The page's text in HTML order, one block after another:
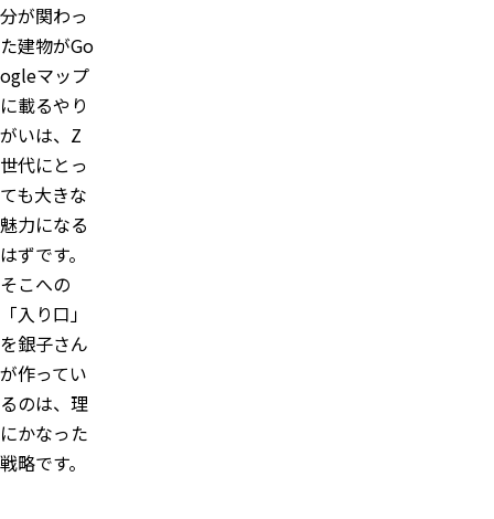
分が関わっ
た建物がGo
ogleマップ
に載るやり
がいは、Z
世代にとっ
ても大きな
魅力になる
はずです。
そこへの
「入り口」
を銀子さん
が作ってい
るのは、理
にかなった
戦略です。